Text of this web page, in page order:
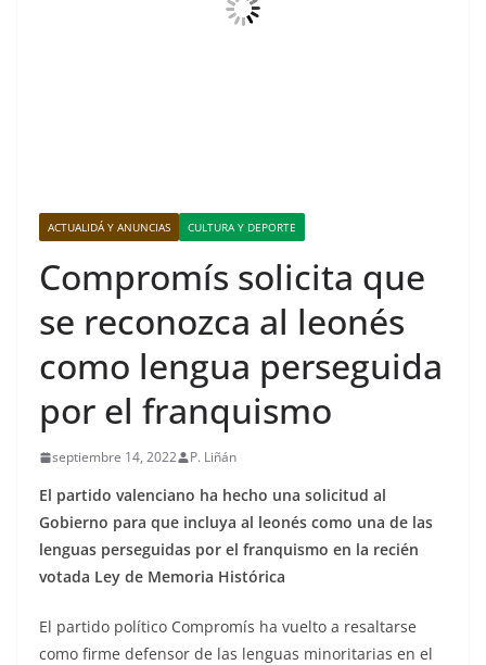
ACTUALIDÁ Y ANUNCIAS CULTURA Y DEPORTE
Compromís solicita que
se reconozca al leonés
como lengua perseguida
por el franquismo
septiembre 14, 2022 P. Liñán
El partido valenciano ha hecho una solicitud al
Gobierno para que incluya al leonés como una de las
lenguas perseguidas por el franquismo en la recién
votada Ley de Memoria Histórica
El partido político Compromís ha vuelto a resaltarse
como firme defensor de las lenguas minoritarias en el